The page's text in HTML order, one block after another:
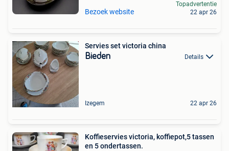
Bezoek website
Topadvertentie
22 apr 26
Servies set victoria china
Bieden Details
Izegem 22 apr 26
Koffieservies victoria, koffiepot,5 tassen
en 5 ondertassen.